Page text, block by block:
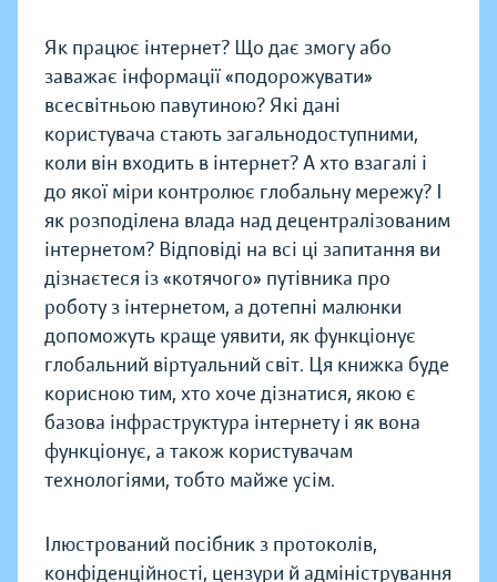
Як працює інтернет? Що дає змогу або
заважає інформації «подорожувати»
всесвітньою павутиною? Які дані
користувача стають загальнодоступними,
коли він входить в інтернет? А хто взагалі і
до якої міри контролює глобальну мережу? І
як розподілена влада над децентралізованим
інтернетом? Відповіді на всі ці запитання ви
дізнаєтеся із «котячого» путівника про
роботу з інтернетом, а дотепні малюнки
допоможуть краще уявити, як функціонує
глобальний віртуальний світ. Ця книжка буде
корисною тим, хто хоче дізнатися, якою є
базова інфраструктура інтернету і як вона
функціонує, а також користувачам
технологіями, тобто майже усім.
Ілюстрований посібник з протоколів,
конфіденційності, цензури й адміністрування